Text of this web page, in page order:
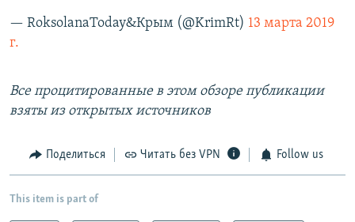
— RoksolanaToday&Крым (@KrimRt) 13 марта 2019
г.
Все процитированные в этом обзоре публикации
взяты из открытых источников
Поделиться Читать без VPN Follow us
This item is part of